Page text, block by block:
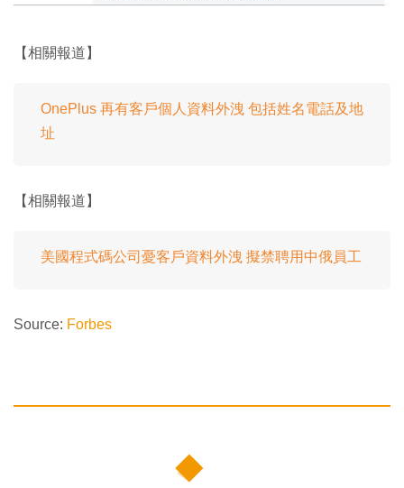
【相關報道】
OnePlus 再有客戶個人資料外洩 包括姓名電話及地
址
【相關報道】
美國程式碼公司憂客戶資料外洩 擬禁聘用中俄員工
Source: Forbes